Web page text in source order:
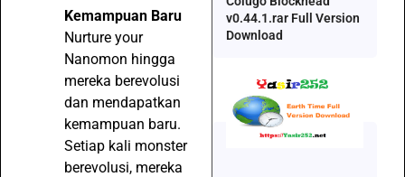
Kemampuan Baru
Nurture your
Nanomon hingga
mereka berevolusi
dan mendapatkan
kemampuan baru.
Setiap kali monster
berevolusi, mereka
v0.44.1.rar Full Version
Download